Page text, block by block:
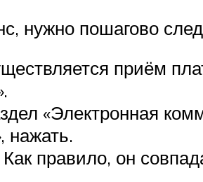
нужно пошагово
приём
«Электронная
нажать.
правило, он